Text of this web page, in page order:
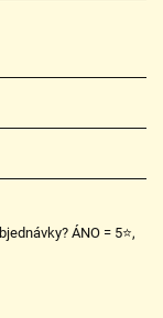
ÁNO = 5⭐,